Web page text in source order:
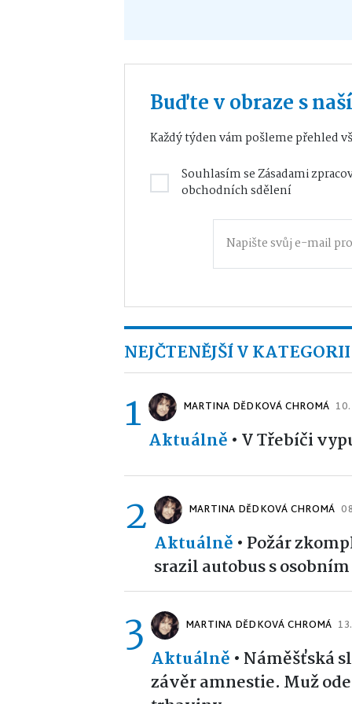
Buďte v obraze s
Každý týden vám pošleme přehled
Souhlasím seZásadami
obchodních sdělení
NEJČTENĚJŠÍ V KATEGORII
1 MARTINA DĚDKOVÁ CHROMÁ
Aktuálně • V Třebíči
2 MARTINA DĚDKOVÁ CHROMÁ
Aktuálně • Požár
srazil autobus s
3 MARTINA DĚDKOVÁ CHROMÁ
Aktuálně • Náměšťská
závěr amnestie. Muž